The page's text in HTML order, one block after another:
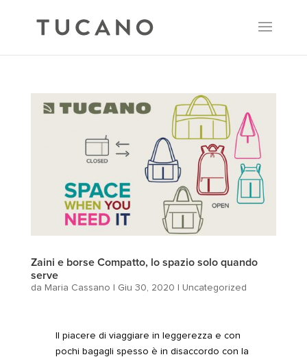
Zaini e borse Compatto, lo spazio solo quando
serve
da Maria Cassano | Giu 30, 2020 | Uncategorized
Il piacere di viaggiare in leggerezza e con
pochi bagagli spesso è in disaccordo con la